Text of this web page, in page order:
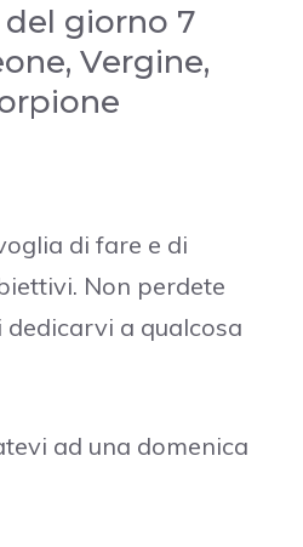
giorno 7
Vergine,
di fare e di
Non perdete
dedicarvi a qualcosa
ad una domenica